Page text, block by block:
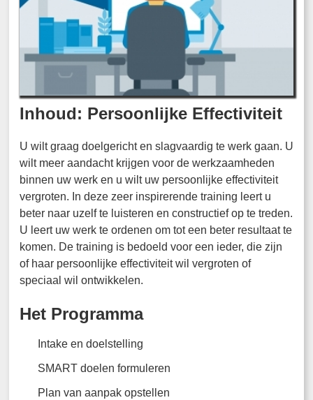
Inhoud: Persoonlijke Effectiviteit
U wilt graag doelgericht en slagvaardig te werk gaan. U
wilt meer aandacht krijgen voor de werkzaamheden
binnen uw werk en u wilt uw persoonlijke effectiviteit
vergroten. In deze zeer inspirerende training leert u
beter naar uzelf te luisteren en constructief op te treden.
U leert uw werk te ordenen om tot een beter resultaat te
komen. De training is bedoeld voor een ieder, die zijn
of haar persoonlijke effectiviteit wil vergroten of
speciaal wil ontwikkelen.
Het Programma
Intake en doelstelling
SMART doelen formuleren
Plan van aanpak opstellen